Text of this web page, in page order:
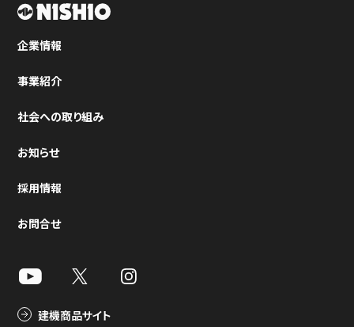
企業情報
事業紹介
社会への取り組み
お知らせ
採用情報
お問合せ
建機商品サイト